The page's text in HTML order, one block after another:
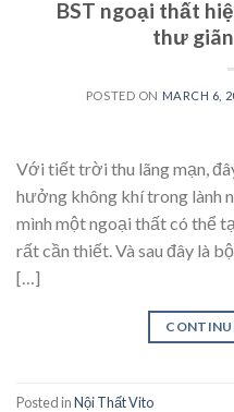
BST ngoại thất
thư
POSTED ON MARCH 6,
Với tiết trời thu lãng mạn,
hưởng không khí trong lành
mình một ngoại thất có thể
rất cần thiết. Và sau đây là
[…]
Posted inNội Thất Vito